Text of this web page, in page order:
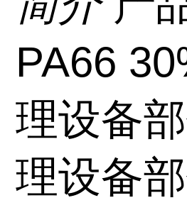
PA66
理设备
理设备